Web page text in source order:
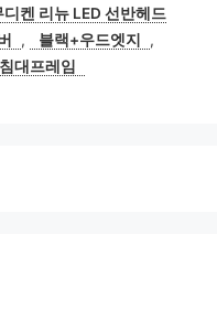
디켄 리뉴 LED 선반헤드
, 블랙+우드엣지
,
침대프레임